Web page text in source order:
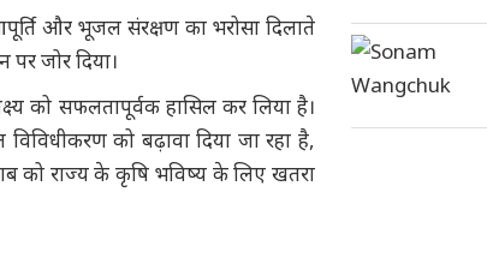
और भूजल संरक्षण का भरोसा दिलाते
जोर दिया।
को सफलतापूर्वक हासिल कर लिया है।
को बढ़ावा दिया जा रहा है,
को राज्य के कृषि भविष्य के लिए खतरा